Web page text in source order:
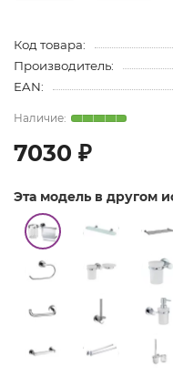
Код товара:
Производитель:
EAN:
7030 ₽
Эта модель в другом